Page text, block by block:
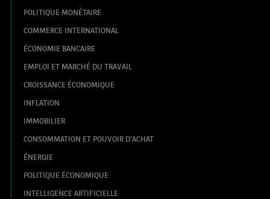
POLITIQUE MONÉTAIRE
COMMERCE INTERNATIONAL
ÉCONOMIE BANCAIRE
EMPLOI ET MARCHÉ DU TRAVAIL
CROISSANCE ÉCONOMIQUE
INFLATION
IMMOBILIER
CONSOMMATION ET POUVOIR D'ACHAT
ÉNERGIE
POLITIQUE ÉCONOMIQUE
INTELLIGENCE ARTIFICIELLE